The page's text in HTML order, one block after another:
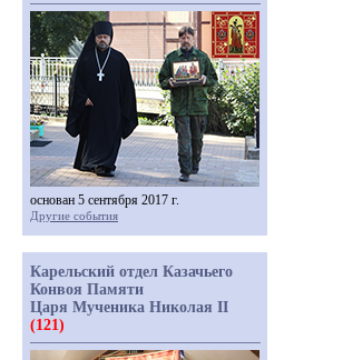
основан 5 сентября 2017 г.
Другие события
Карельский отдел Казачьего
Конвоя Памяти
Царя Мученика Николая II
(121)